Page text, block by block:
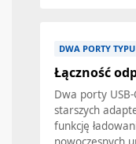
DWA PORTY
Łączność
Dwa porty
starszych
funkcję